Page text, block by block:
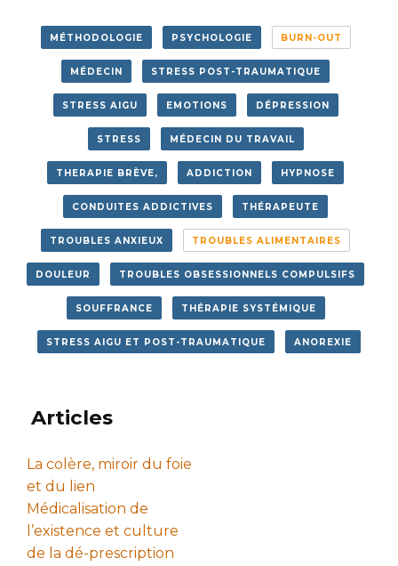
MÉTHODOLOGIE PSYCHOLOGIE BURN-OUT
MÉDECIN STRESS POST-TRAUMATIQUE
STRESS AIGU EMOTIONS DÉPRESSION
STRESS MÉDECIN DU TRAVAIL
THERAPIE BRÈVE, ADDICTION HYPNOSE
CONDUITES ADDICTIVES THÉRAPEUTE
TROUBLES ANXIEUX TROUBLES ALIMENTAIRES
DOULEUR TROUBLES OBSESSIONNELS COMPULSIFS
SOUFFRANCE THÉRAPIE SYSTÉMIQUE
STRESS AIGU ET POST-TRAUMATIQUE ANOREXIE
Articles
La colère, miroir du foie
et du lien
Médicalisation de
l’existence et culture
de la dé-prescription